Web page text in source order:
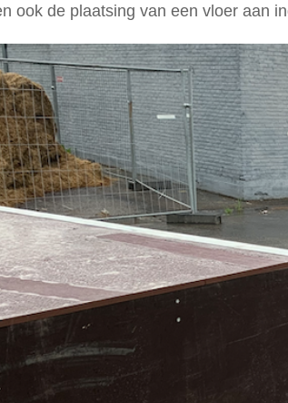
ook de plaatsing van een vloer aan